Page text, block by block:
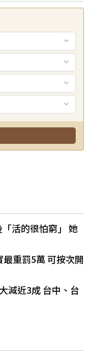
活的很怕窮」 她
減近3成 台中、台